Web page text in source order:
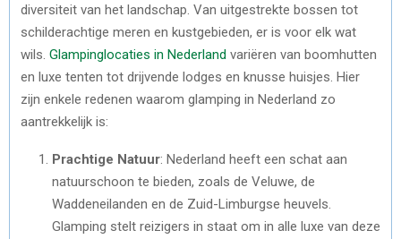
diversiteit van het landschap. Van uitgestrekte bossen tot
schilderachtige meren en kustgebieden, er is voor elk wat
wils. Glampinglocaties in Nederland variëren van boomhutten
en luxe tenten tot drijvende lodges en knusse huisjes. Hier
zijn enkele redenen waarom glamping in Nederland zo
aantrekkelijk is:
Prachtige Natuur: Nederland heeft een schat aan
natuurschoon te bieden, zoals de Veluwe, de
Waddeneilanden en de Zuid-Limburgse heuvels.
Glamping stelt reizigers in staat om in alle luxe van deze